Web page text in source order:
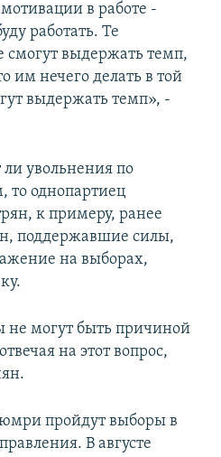
в работе -
работать. Те
смогут выдержать темп,
им нечего делать в той
выдержать темп», -
ли увольнения по
то однопартиец
к примеру, ранее
поддержавшие силы,
на выборах,
не могут быть причиной
на этот вопрос,
пройдут выборы в
В августе